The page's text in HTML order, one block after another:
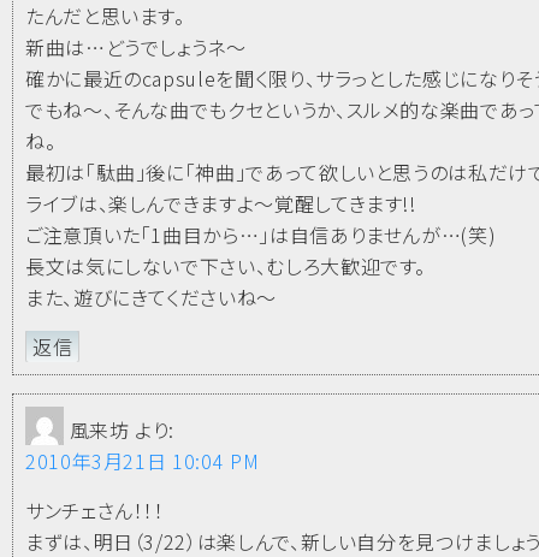
たんだと思います。
新曲は…どうでしょうネ～
確かに最近のcapsuleを聞く限り、サラっとした感じになりそ
でもね～、そんな曲でもクセというか、スルメ的な楽曲であ
ね。
最初は「駄曲」後に「神曲」であって欲しいと思うのは私だけ
ライブは、楽しんできますよ～覚醒してきます!!
ご注意頂いた「1曲目から…」は自信ありませんが…(笑)
長文は気にしないで下さい、むしろ大歓迎です。
また、遊びにきてくださいね～
返信
風来坊 より:
2010年3月21日 10:04 PM
サンチェさん！！！
まずは、明日（3/22）は楽しんで、新しい自分を見つけまし